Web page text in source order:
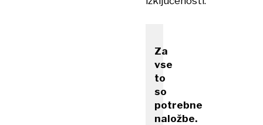
Za
vse
to
so
potrebne
naložbe.